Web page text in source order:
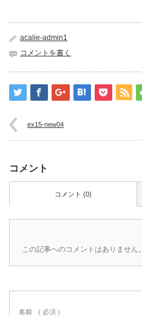
acalie-admin1
コメントを書く
ex15-new04
コメント
コメント (0)
この記事へのコメントはありません。
名前 ( 必須 )